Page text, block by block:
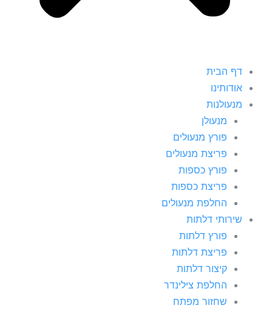
דף הבית
אודותינו
מנעולנות
מנעולן
פורץ מנעולים
פריצת מנעולים
פורץ כספות
פריצת כספות
החלפת מנעולים
שירותי דלתות
פורץ דלתות
פריצת דלתות
קיצור דלתות
החלפת צילינדר
שחזור מפתח